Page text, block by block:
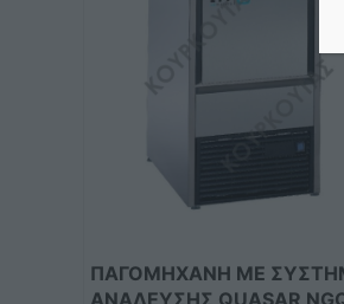
ΠΑΓΟΜΗΧΑΝΗ ΜΕ
ΑΝΑΔΕΥΣΗΣ QUASAR